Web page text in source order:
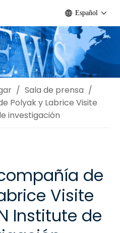
Español
/ Sala de prensa /
Polyak y Labrice Visite
investigación
de
Visite
Institute de